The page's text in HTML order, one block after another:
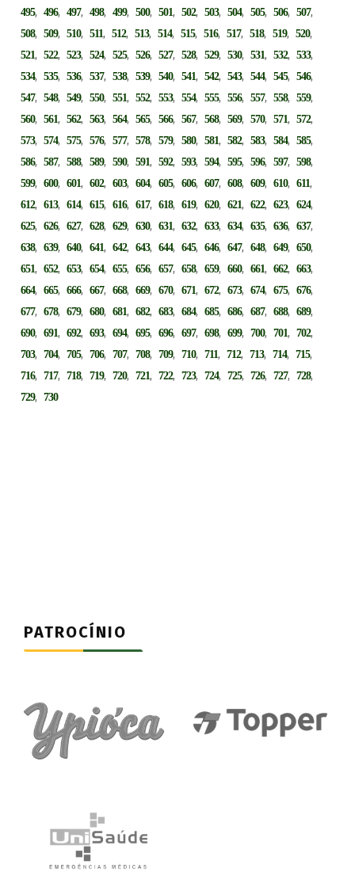
495,496,497,498,499,500,501,502,503,504,505,506,507,
508,509,510,511,512,513,514,515,516,517,518,519,520,
521,522,523,524,525,526,527,528,529,530,531,532,533,
534,535,536,537,538,539,540,541,542,543,544,545,546,
547,548,549,550,551,552,553,554,555,556,557,558,559,
560,561,562,563,564,565,566,567,568,569,570,571,572,
573,574,575,576,577,578,579,580,581,582,583,584,585,
586,587,588,589,590,591,592,593,594,595,596,597,598,
599,600,601,602,603,604,605,606,607,608,609,610,611,
612,613,614,615,616,617,618,619,620,621,622,623,624,
625,626,627,628,629,630,631,632,633,634,635,636,637,
638,639,640,641,642,643,644,645,646,647,648,649,650,
651,652,653,654,655,656,657,658,659,660,661,662,663,
664,665,666,667,668,669,670,671,672,673,674,675,676,
677,678,679,680,681,682,683,684,685,686,687,688,689,
690,691,692,693,694,695,696,697,698,699,700,701,702,
703,704,705,706,707,708,709,710,711,712,713,714,715,
716,717,718,719,720,721,722,723,724,725,726,727,728,
729,730
PATROCÍNIO